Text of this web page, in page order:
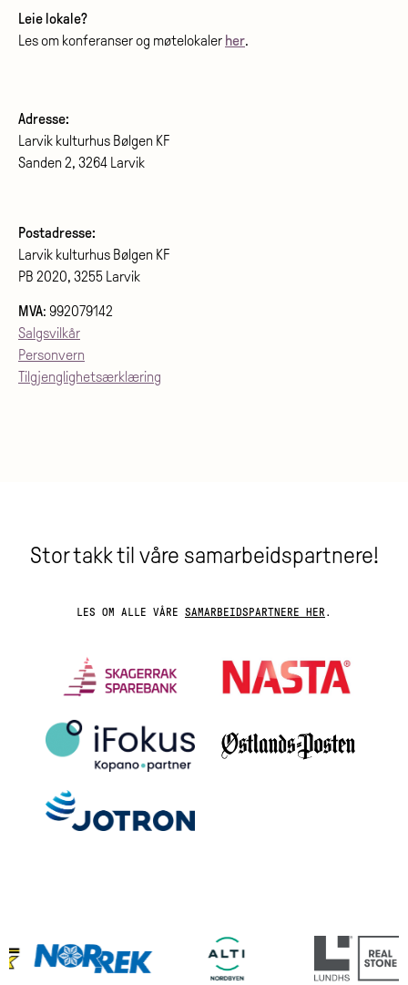
Leie lokale?
Les om konferanser og møtelokaler her.
Adresse:
Larvik kulturhus Bølgen KF
Sanden 2, 3264 Larvik
Postadresse:
Larvik kulturhus Bølgen KF
PB 2020, 3255 Larvik
MVA: 992079142
Salgsvilkår
Personvern
Tilgjenglighetsærklæring
Stor takk til våre samarbeidspartnere!
LES OM ALLE VÅRE SAMARBEIDSPARTNERE HER .